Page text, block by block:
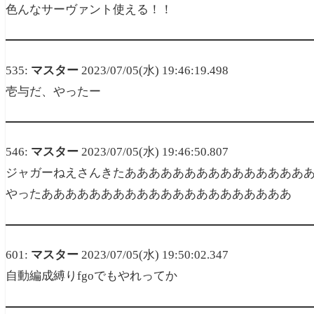
色んなサーヴァント使える！！
535: マスター 2023/07/05(水) 19:46:19.498
壱与だ、やったー
546: マスター 2023/07/05(水) 19:46:50.807
ジャガーねえさんきたあああああああああああああああ
やったあああああああああああああああああああああ
601: マスター 2023/07/05(水) 19:50:02.347
自動編成縛りfgoでもやれってか